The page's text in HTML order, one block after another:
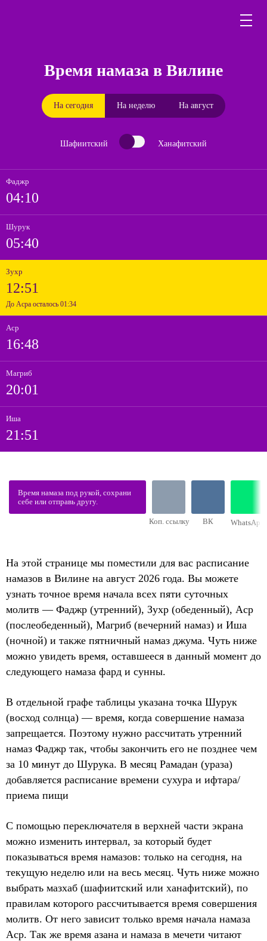
Время намаза в Вилине
На сегодня На неделю На август
Шафиитский Ханафитский
Фаджр
04:10
Шурук
05:40
Зухр
12:51
До Асра осталось 01:34
Аср
16:48
Магриб
20:01
Иша
21:51
Время намаза под рукой, сохрани
себе или отправь другу.
Коп. ссылку ВК WhatsApp
На этой странице мы поместили для вас расписание
намазов в Вилине на август 2026 года. Вы можете
узнать точное время начала всех пяти суточных
молитв — Фаджр (утренний), Зухр (обеденный), Аср
(послеобеденный), Магриб (вечерний намаз) и Иша
(ночной) и также пятничный намаз джума. Чуть ниже
можно увидеть время, оставшееся в данный момент до
следующего намаза фард и сунны.
В отдельной графе таблицы указана точка Шурук
(восход солнца) — время, когда совершение намаза
запрещается. Поэтому нужно рассчитать утренний
намаз Фаджр так, чтобы закончить его не позднее чем
за 10 минут до Шурука. В месяц Рамадан (ураза)
добавляется расписание времени сухура и ифтара/
приема пищи
С помощью переключателя в верхней части экрана
можно изменить интервал, за который будет
показываться время намазов: только на сегодня, на
текущую неделю или на весь месяц. Чуть ниже можно
выбрать мазхаб (шафиитский или ханафитский), по
правилам которого рассчитывается время совершения
молитв. От него зависит только время начала намаза
Аср. Так же время азана и намаза в мечети читают